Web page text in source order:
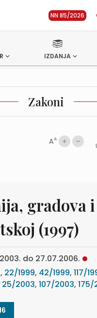
NN 85/2026
IZDANJA
Zakoni
AA
gradova
(1997)
do 27.07.2006.
, 22/1999, 42/1999, 117/
25/2003, 107/2003, 175/